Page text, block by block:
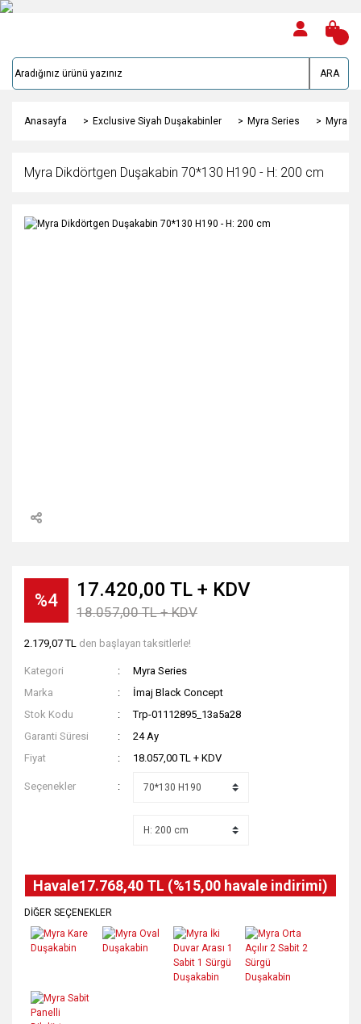
ARA
Anasayfa Exclusive Siyah Duşakabinler Myra Series Myra
Myra Dikdörtgen Duşakabin 70*130 H190 - H: 200 cm
%4 17.420,00 TL + KDV
18.057,00 TL + KDV
2.179,07 TL den başlayan taksitlerle!
Kategori
Myra Series
Marka
İmaj Black Concept
Stok Kodu
Trp-01112895_13a5a28
Garanti Süresi
24 Ay
Fiyat
18.057,00 TL + KDV
Seçenekler
Havale17.768,40 TL (%15,00 havale indirimi)
DİĞER SEÇENEKLER